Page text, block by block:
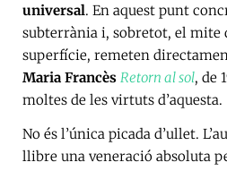
universal. En aquest punt
subterrània i, sobretot, el mite
superfície, remeten
Maria Francès Retorn al sol, de
moltes de les virtuts d’aquesta.
No és l’única picada d’ullet.
llibre una veneració absoluta